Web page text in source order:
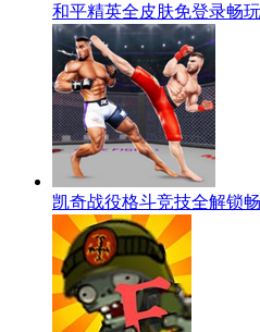
和平精英全皮肤免登录畅
凯奇战役格斗竞技全解锁